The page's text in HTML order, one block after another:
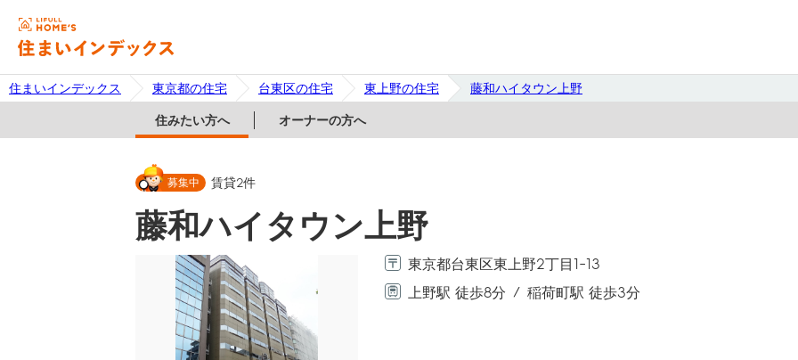
住まいインデックス 東京都の住宅 台東区の住宅 東上野の住宅 藤和ハイタウン上野
住みたい方へ オーナーの方へ
募集中 賃貸2件
藤和ハイタウン上野
東京都台東区東上野2丁目1-13
上野駅 徒歩8分
稲荷町駅 徒歩3分